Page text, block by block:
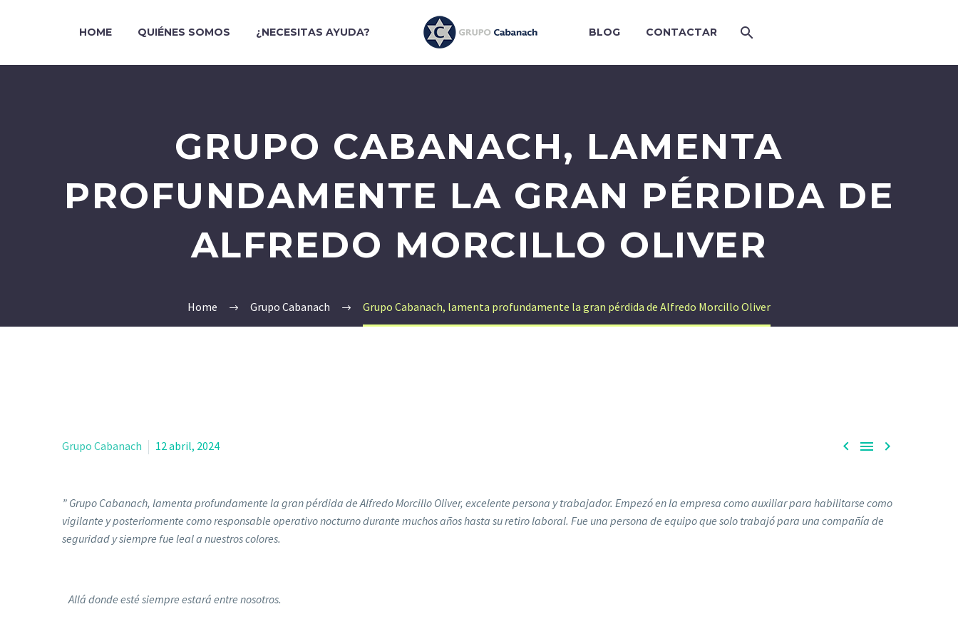
HOME QUIÉNES SOMOS ¿NECESITAS AYUDA? BLOG CONTACTAR
GRUPO CABANACH, LAMENTA
PROFUNDAMENTE LA GRAN PÉRDIDA DE
ALFREDO MORCILLO OLIVER
Home Grupo Cabanach Grupo Cabanach, lamenta profundamente la gran pérdida de Alfredo Morcillo Oliver
  
Grupo Cabanach 12 abril, 2024
” Grupo Cabanach, lamenta profundamente la gran pérdida de Alfredo Morcillo Oliver, excelente persona y trabajador. Empezó en la empresa como auxiliar para habilitarse como
vigilante y posteriormente como responsable operativo nocturno durante muchos años hasta su retiro laboral. Fue una persona de equipo que solo trabajó para una compañía de
seguridad y siempre fue leal a nuestros colores.
Allá donde esté siempre estará entre nosotros.